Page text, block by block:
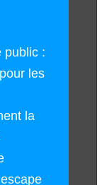
public :
les
la